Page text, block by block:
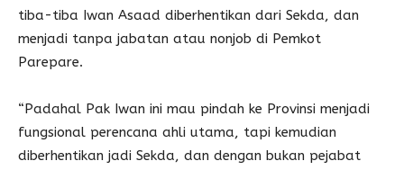
tiba-tiba Iwan Asaad diberhentikan dari Sekda, dan
menjadi tanpa jabatan atau nonjob di Pemkot
Parepare.
“Padahal Pak Iwan ini mau pindah ke Provinsi menjadi
fungsional perencana ahli utama, tapi kemudian
diberhentikan jadi Sekda, dan dengan bukan pejabat